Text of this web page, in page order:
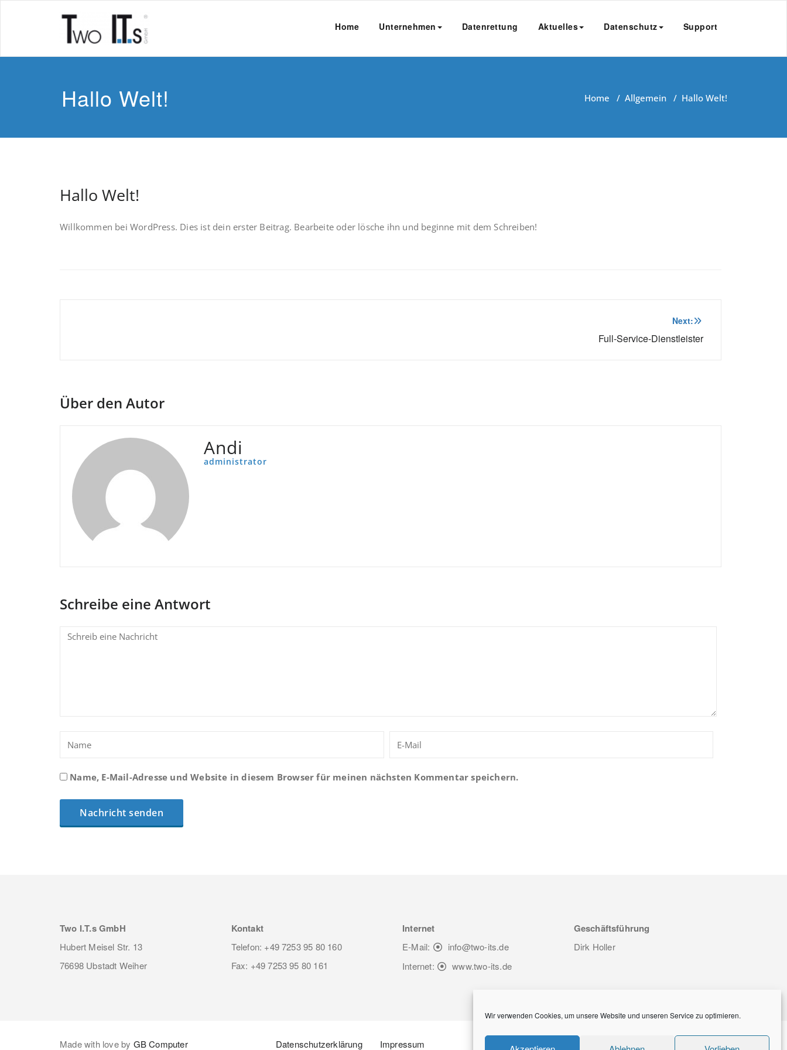
Wir verwenden Cookies, um unsere Website und unseren Service zu optimieren.
Home Unternehmen Datenrettung Aktuelles Datenschutz Support
Hallo Welt! Home / Allgemein / Hallo Welt!
Hallo Welt!
Willkommen bei WordPress. Dies ist dein erster Beitrag. Bearbeite oder lösche ihn und beginne mit dem Schreiben!
Next:
Full-Service-Dienstleister
Über den Autor
Andi
administrator
Schreibe eine Antwort
Name, E-Mail-Adresse und Website in diesem Browser für meinen nächsten Kommentar speichern.
Two I.T.s GmbH
Hubert Meisel Str. 13
76698 Ubstadt Weiher
Kontakt
Telefon: +49 7253 95 80 160
Fax: +49 7253 95 80 161
Internet
E-Mail:
info@two-its.de
Internet:
www.two-its.de
Geschäftsführung
Dirk Holler
Made with love by GB Computer Datenschutzerklärung Impressum